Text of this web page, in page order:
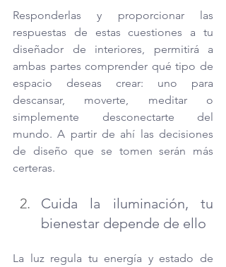
Responderlas y proporcionar las
respuestas de estas cuestiones a tu
diseñador de interiores, permitirá a
ambas partes comprender qué tipo de
espacio deseas crear: uno para
descansar, moverte, meditar o
simplemente desconectarte del
mundo. A partir de ahí las decisiones
de diseño que se tomen serán más
certeras.
Cuida la iluminación, tu
bienestar depende de ello
La luz regula tu energía y estado de